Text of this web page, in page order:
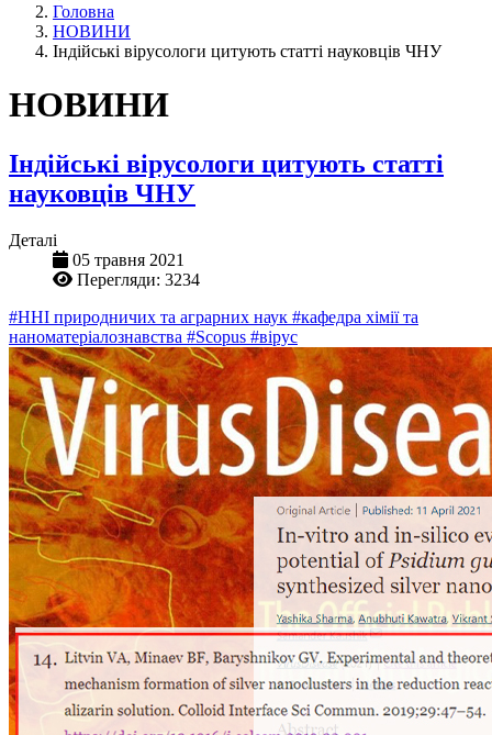
Головна
НОВИНИ
Індійські вірусологи цитують статті науковців ЧНУ
НОВИНИ
Індійські вірусологи цитують статті
науковців ЧНУ
Деталі
05 травня 2021
Перегляди: 3234
#ННІ природничих та аграрних наук #кафедра хімії та
наноматеріалознавства #Scopus #вірус